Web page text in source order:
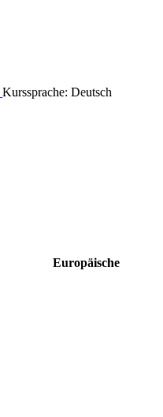
Kurssprache: Deutsch
Europäische